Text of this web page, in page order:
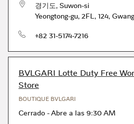
경기도, Suwon-si
Yeongtong-gu, 2FL, 124,
Teléfono+82 31-5174-7216
BVLGARI Lotte Duty Free
Store
BOUTIQUE BVLGARI
Cerrado -Abre a las 9:30 AM